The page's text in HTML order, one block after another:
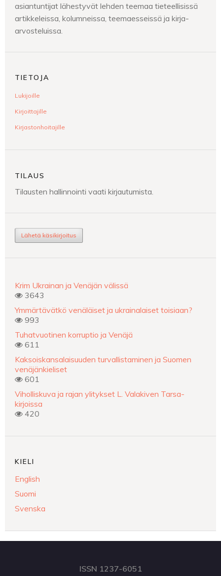
asiantuntijat lähestyvät lehden teemaa tieteellisissä
artikkeleissa, kolumneissa, teemaesseissä ja kirja-
arvosteluissa.
TIETOJA
Lukijoille
Kirjoittajille
Kirjastonhoitajille
TILAUS
Tilausten hallinnointi vaati kirjautumista.
Lähetä käsikirjoitus
Krim Ukrainan ja Venäjän välissä
3643
Ymmärtävätkö venäläiset ja ukrainalaiset toisiaan?
993
Tuhatvuotinen korruptio ja Venäjä
611
Kaksoiskansalaisuuden turvallistaminen ja Suomen
venäjänkieliset
601
Viholliskuva ja rajan ylitykset L. Valakiven Tarsa-
kirjoissa
420
KIELI
English
Suomi
Svenska
ISSN 1237-6051